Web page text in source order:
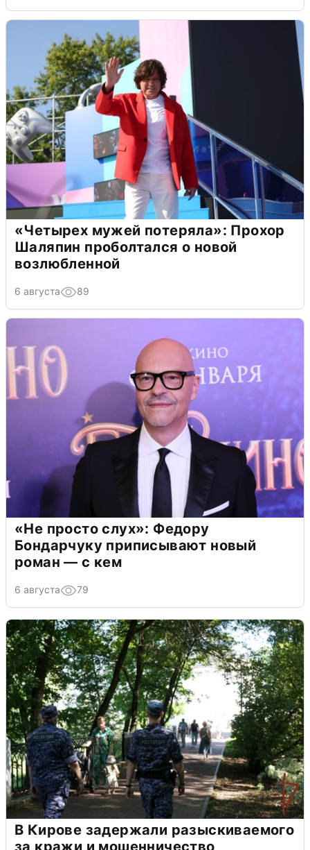
«Четырех мужей потеряла»: Прохор
Шаляпин проболтался о новой
возлюбленной
6 августа 89
«Не просто слух»: Федору
Бондарчуку приписывают новый
роман — с кем
6 августа 79
В Кирове задержали разыскиваемого